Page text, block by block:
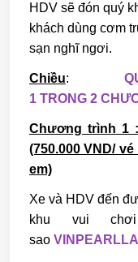
HDV sẽ đón quý
khách dùng cơm
sạn nghĩ ngơi.
Chiều:
1 TRONG 2
Chương trình 1
(750.000 VND/
em)
Xe và HDV đến
khu vui
sao